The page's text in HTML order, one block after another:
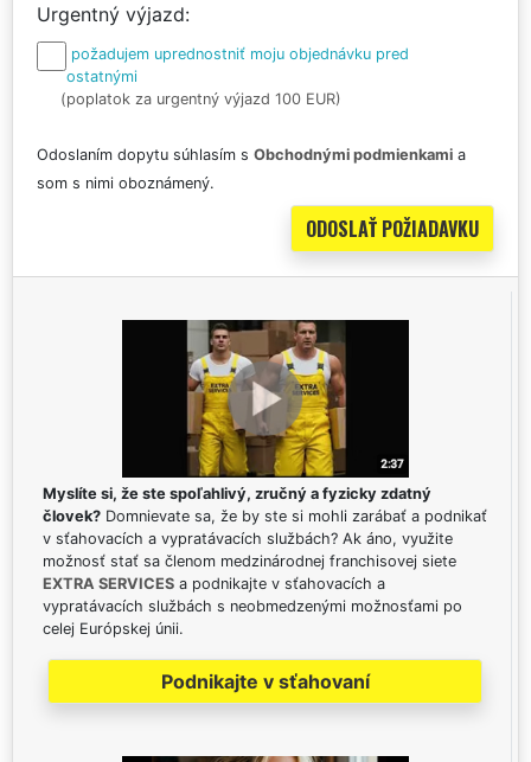
Urgentný výjazd
požadujem uprednostniť moju objednávku pred
ostatnými
(poplatok za urgentný výjazd 100 EUR)
Odoslaním dopytu súhlasím s Obchodnými podmienkami a
som s nimi oboznámený.
Myslíte si, že ste spoľahlivý, zručný a fyzicky zdatný
človek? Domnievate sa, že by ste si mohli zarábať a podnikať
v sťahovacích a vypratávacích službách? Ak áno, využite
možnosť stať sa členom medzinárodnej franchisovej siete
EXTRA SERVICES a podnikajte v sťahovacích a
vypratávacích službách s neobmedzenými možnosťami po
celej Európskej únii.
Podnikajte v sťahovaní